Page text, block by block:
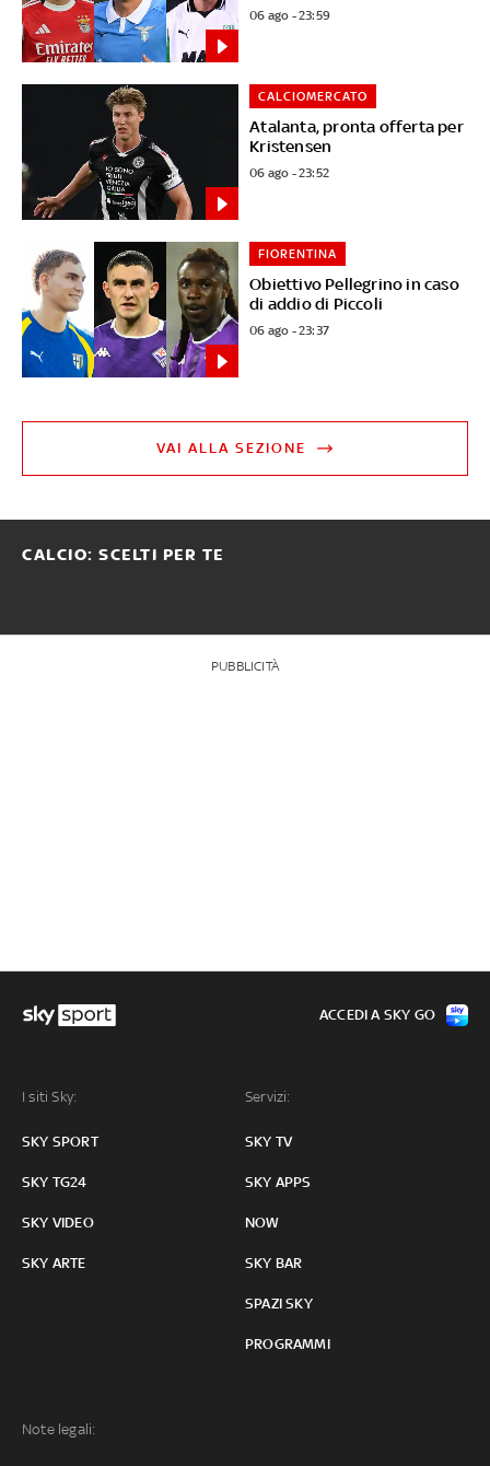
06 ago - 23:59
Atalanta, pronta offerta per
Kristensen
CALCIOMERCATO
06 ago - 23:52
Obiettivo Pellegrino in caso
di addio di Piccoli
FIORENTINA
06 ago - 23:37
VAI ALLA SEZIONE
CALCIO: SCELTI PER TE
PUBBLICITÀ
I siti Sky:
SKY SPORT
SKY TG24
SKY VIDEO
SKY ARTE
Servizi:
SKY TV
SKY APPS
NOW
SKY BAR
SPAZI SKY
PROGRAMMI
Note legali:
ACCEDI A SKY GO